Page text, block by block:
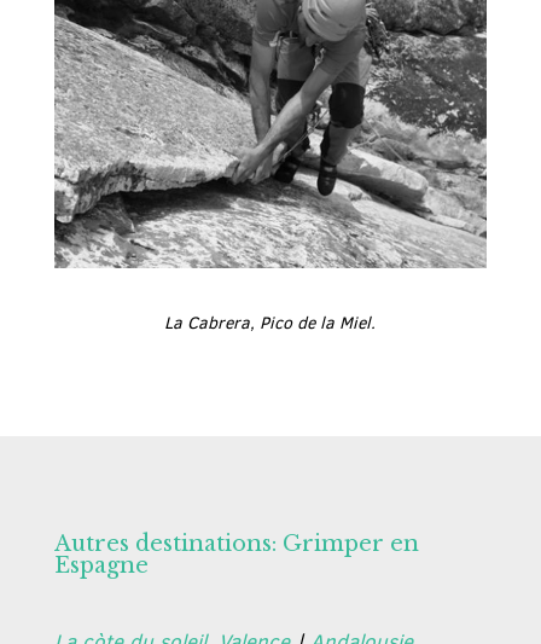
La Cabrera, Pico de la Miel.
Autres destinations: Grimper en
Espagne